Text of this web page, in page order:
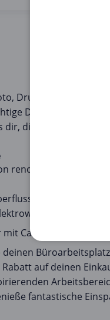
Druck & Büro von
Dokumente zu
diese
renommierten Foto-
bei
Gültig
Canon! Erhalte bis
deinen
auf deinen
fantastische